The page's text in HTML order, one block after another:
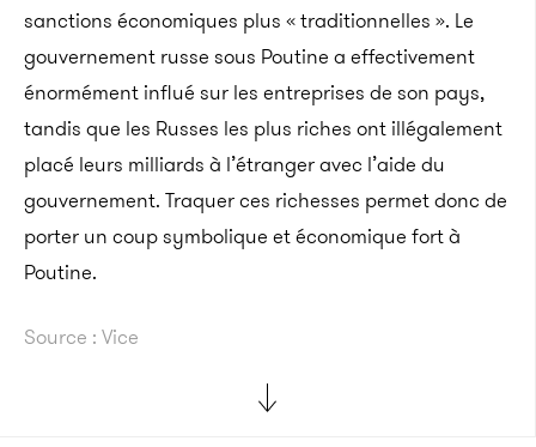
sanctions économiques plus « traditionnelles ». Le
gouvernement russe sous Poutine a effectivement
énormément influé sur les entreprises de son pays,
tandis que les Russes les plus riches ont illégalement
placé leurs milliards à l’étranger avec l’aide du
gouvernement. Traquer ces richesses permet donc de
porter un coup symbolique et économique fort à
Poutine.
Source : Vice